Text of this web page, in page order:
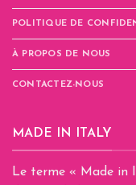
POLITIQUE DE
À PROPOS DE NOUS
CONTACTEZ-NOUS
MADE IN ITALY
Le terme « Made in